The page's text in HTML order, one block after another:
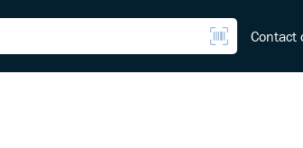
Contact